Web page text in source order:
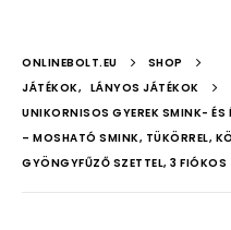
ONLINEBOLT.EU
SHOP
JÁTÉKOK, LÁNYOS JÁTÉKOK
UNIKORNISOS GYEREK SMINK- ÉS
– MOSHATÓ SMINK, TÜKÖRREL,
GYÖNGYFŰZŐ SZETTEL, 3